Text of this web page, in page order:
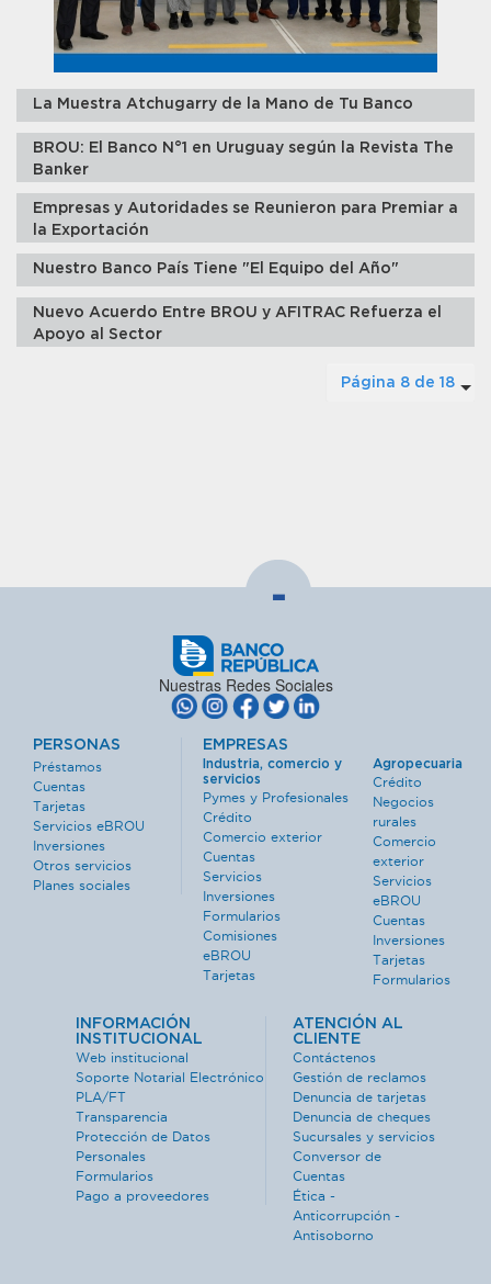
La Muestra Atchugarry de la Mano de Tu Banco
BROU: El Banco N°1 en Uruguay según la Revista The
Banker
Empresas y Autoridades se Reunieron para Premiar a
la Exportación
Nuestro Banco País Tiene "El Equipo del Año"
Nuevo Acuerdo Entre BROU y AFITRAC Refuerza el
Apoyo al Sector
Página 8 de 18
-
Nuestras Redes Sociales
PERSONAS
Préstamos
Cuentas
Tarjetas
Servicios eBROU
Inversiones
Otros servicios
Planes sociales
EMPRESAS
Industria, comercio y
servicios
Pymes y Profesionales
Crédito
Comercio exterior
Cuentas
Servicios
Inversiones
Formularios
Comisiones
eBROU
Tarjetas
Agropecuaria
Crédito
Negocios
rurales
Comercio
exterior
Servicios
eBROU
Cuentas
Inversiones
Tarjetas
Formularios
INFORMACIÓN
INSTITUCIONAL
Web institucional
Soporte Notarial Electrónico
PLA/FT
Transparencia
Protección de Datos
Personales
Formularios
Pago a proveedores
ATENCIÓN AL
CLIENTE
Contáctenos
Gestión de reclamos
Denuncia de tarjetas
Denuncia de cheques
Sucursales y servicios
Conversor de
Cuentas
Ética -
Anticorrupción -
Antisoborno